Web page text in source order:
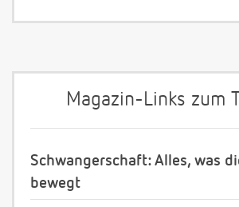
Magazin-Links zum
Schwangerschaft: Alles, was
bewegt